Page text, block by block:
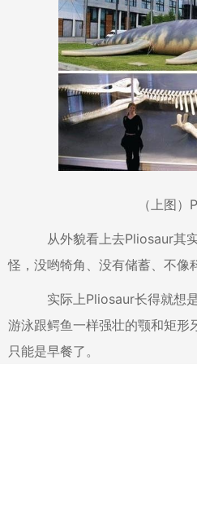
（上图
从外貌看上去Pliosaur其实
怪，没哟犄角、没有储蓄、不像
实际上Pliosaur长得就想是
游泳跟鳄鱼一样强壮的颚和矩形
只能是早餐了。